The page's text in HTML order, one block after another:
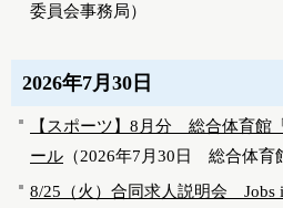
委員会事務局）
2026年7月30日
【スポーツ】8月分 総合体育館
ール （2026年7月30日 総合体育
8/25（火）合同求人説明会 Jobs